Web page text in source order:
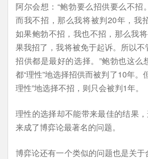
阿尔会想：“鲍勃要么招供要么不招
而我不招，那么我将被判20年，我
如果鲍勃不招，我也不招，那么我
果我招了，我将被免于起诉。所以
招供都是最好的选择。”鲍勃也这么
都“理性”地选择招供而被判了10年。
理性”地选择不招，则只会被判1年。
理性的选择却不能带来最佳的结果，
来成了博弈论最著名的问题。
博弈论还有一个类似的问题也是关